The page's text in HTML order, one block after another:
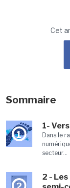
Cet
Sommaire
1
1-
Dans le
secteur...
2 -